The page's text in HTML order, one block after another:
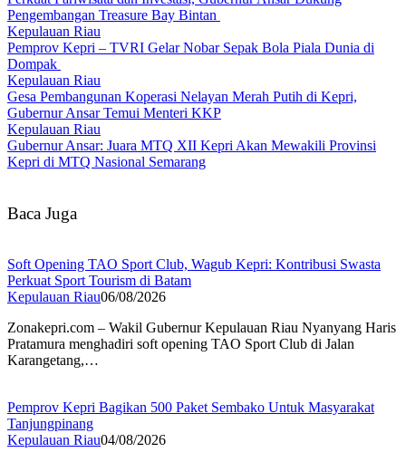
Pengembangan Treasure Bay Bintan
Kepulauan Riau
Pemprov Kepri – TVRI Gelar Nobar Sepak Bola Piala Dunia di
Dompak
Kepulauan Riau
Gesa Pembangunan Koperasi Nelayan Merah Putih di Kepri,
Gubernur Ansar Temui Menteri KKP
Kepulauan Riau
Gubernur Ansar: Juara MTQ XII Kepri Akan Mewakili Provinsi
Kepri di MTQ Nasional Semarang
Baca Juga
Soft Opening TAO Sport Club, Wagub Kepri: Kontribusi Swasta
Perkuat Sport Tourism di Batam
Kepulauan Riau06/08/2026
Zonakepri.com – Wakil Gubernur Kepulauan Riau Nyanyang Haris
Pratamura menghadiri soft opening TAO Sport Club di Jalan
Karangetang,…
Pemprov Kepri Bagikan 500 Paket Sembako Untuk Masyarakat
Tanjungpinang
Kepulauan Riau04/08/2026